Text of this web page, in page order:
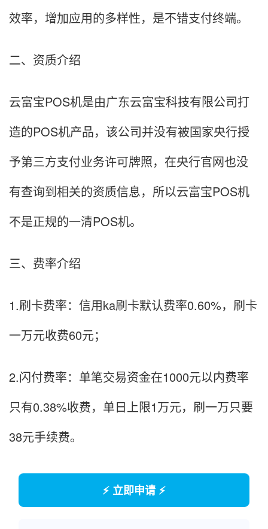
效率，增加应用的多样性，是不错支付终端。
二、资质介绍
云富宝POS机是由广东云富宝科技有限公司打
造的POS机产品，该公司并没有被国家央行授
予第三方支付业务许可牌照，在央行官网也没
有查询到相关的资质信息，所以云富宝POS机
不是正规的一清POS机。
三、费率介绍
1.刷卡费率：信用ka刷卡默认费率0.60%，刷卡
一万元收费60元；
2.闪付费率：单笔交易资金在1000元以内费率
只有0.38%收费，单日上限1万元，刷一万只要
38元手续费。
⚡ 立即申请 ⚡